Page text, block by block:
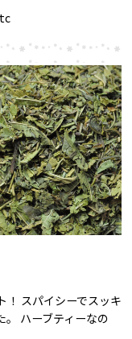
！ スパイシーでスッキ
。 ハーブティーなの